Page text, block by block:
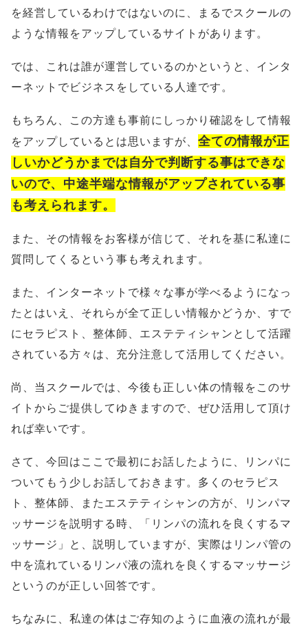
を経営しているわけではないのに、まるでスクールの
ような情報をアップしているサイトがあります。
では、これは誰が運営しているのかというと、インタ
ーネットでビジネスをしている人達です。
もちろん、この方達も事前にしっかり確認をして情報
をアップしているとは思いますが、 全ての情報が正
しいかどうかまでは自分で判断する事はできな
いので、中途半端な情報がアップされている事
も考えられます。
また、その情報をお客様が信じて、それを基に私達に
質問してくるという事も考えれます。
また、インターネットで様々な事が学べるようになっ
たとはいえ、それらが全て正しい情報かどうか、すで
にセラピスト、整体師、エステティシャンとして活躍
されている方々は、充分注意して活用してください。
尚、当スクールでは、今後も正しい体の情報をこのサ
イトからご提供してゆきますので、ぜひ活用して頂け
れば幸いです。
さて、今回はここで最初にお話したように、リンパに
ついてもう少しお話しておきます。多くのセラピス
ト、整体師、またエステティシャンの方が、リンパマ
ッサージを説明する時、「リンパの流れを良くするマ
ッサージ」と、説明していますが、実際はリンパ管の
中を流れているリンパ液の流れを良くするマッサージ
というのが正しい回答です。
ちなみに、私達の体はご存知のように血液の流れが最